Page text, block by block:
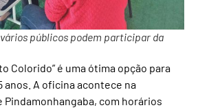
públicos podem participar da
Colorido” é uma ótima opção para
anos. A oficina acontece na
com horários